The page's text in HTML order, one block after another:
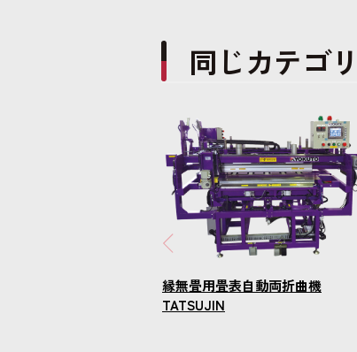
同じカテゴ
縁無畳用畳表自動両折曲機
TATSUJIN